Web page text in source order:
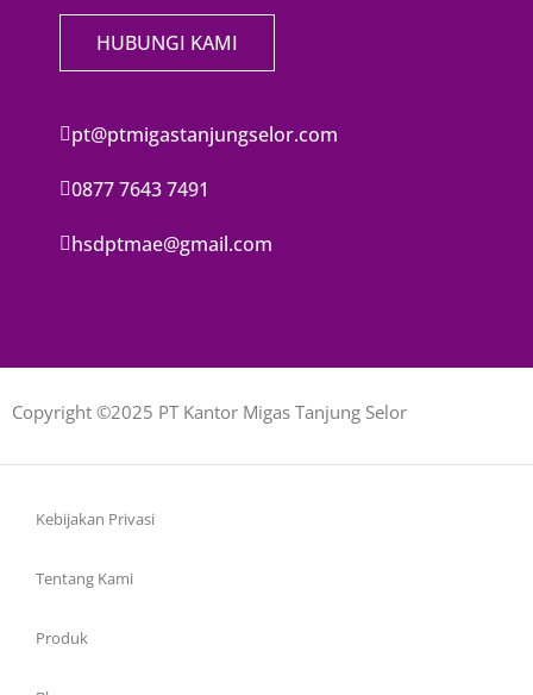
HUBUNGI KAMI
pt@ptmigastanjungselor.com
0877 7643 7491
hsdptmae@gmail.com
Copyright ©2025 PT Kantor Migas Tanjung Selor
Kebijakan Privasi
Tentang Kami
Produk